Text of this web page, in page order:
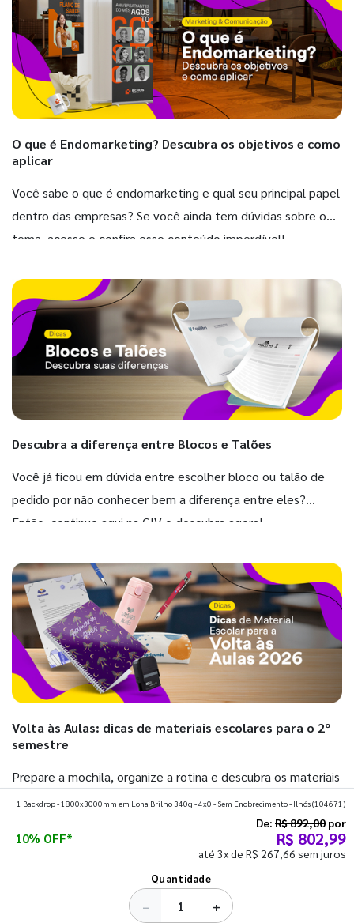
O que é Endomarketing? Descubra os objetivos e como
aplicar
Você sabe o que é endomarketing e qual seu principal papel
dentro das empresas? Se você ainda tem dúvidas sobre o
tema, acesse e confira esse conteúdo imperdível!
Descubra a diferença entre Blocos e Talões
Você já ficou em dúvida entre escolher bloco ou talão de
pedido por não conhecer bem a diferença entre eles?
Então, continue aqui na GIV e descubra agora!
Volta às Aulas: dicas de materiais escolares para o 2º
semestre
Prepare a mochila, organize a rotina e descubra os materiais
que fazem toda diferença para começar o segundo
1 Backdrop - 1800x3000mm em Lona Brilho 340g - 4x0 - Sem Enobrecimento - Ilhós(104671)
10% OFF*
De: R$ 892,00 por
R$ 802,99
até 3x de R$ 267,66 sem juros
Quantidade
− +